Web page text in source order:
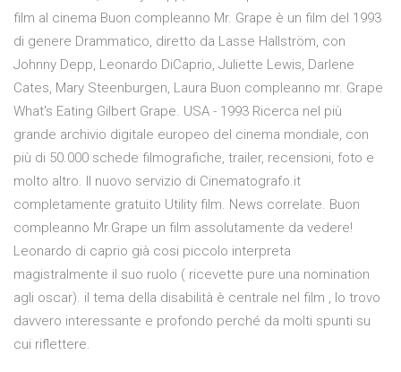
film al cinema Buon compleanno Mr. Grape è un film del 1993
di genere Drammatico, diretto da Lasse Hallström, con
Johnny Depp, Leonardo DiCaprio, Juliette Lewis, Darlene
Cates, Mary Steenburgen, Laura Buon compleanno mr. Grape
What's Eating Gilbert Grape. USA - 1993 Ricerca nel più
grande archivio digitale europeo del cinema mondiale, con
più di 50.000 schede filmografiche, trailer, recensioni, foto e
molto altro. Il nuovo servizio di Cinematografo.it
completamente gratuito Utility film. News correlate. Buon
compleanno Mr.Grape un film assolutamente da vedere!
Leonardo di caprio già cosi piccolo interpreta
magistralmente il suo ruolo ( ricevette pure una nomination
agli oscar). il tema della disabilità è centrale nel film , lo trovo
davvero interessante e profondo perché da molti spunti su
cui riflettere.